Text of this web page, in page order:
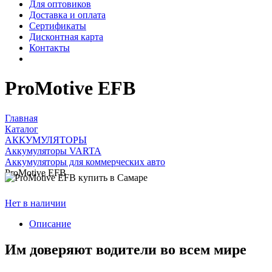
Для оптовиков
Доставка и оплата
Сертификаты
Дисконтная карта
Контакты
ProMotive EFB
Главная
Каталог
АККУМУЛЯТОРЫ
Аккумуляторы VARTA
Аккумуляторы для коммерческих авто
ProMotive EFB
Нет в наличии
Описание
Им доверяют водители во всем мире